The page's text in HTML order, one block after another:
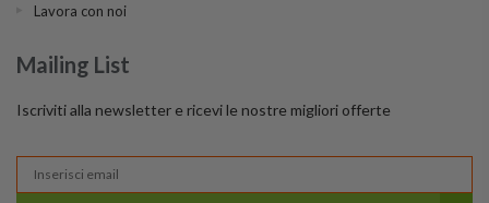
Lavora con noi
Mailing List
Iscriviti alla newsletter e ricevi le nostre migliori offerte